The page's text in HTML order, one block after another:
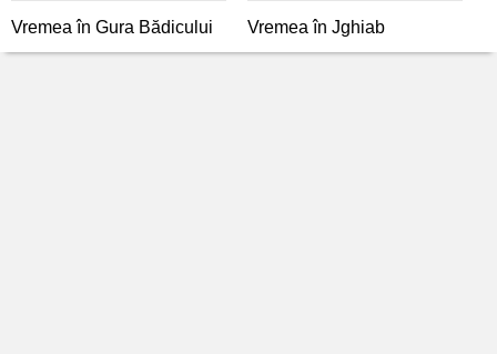
Vremea în Gura Bădicului Vremea în Jghiab